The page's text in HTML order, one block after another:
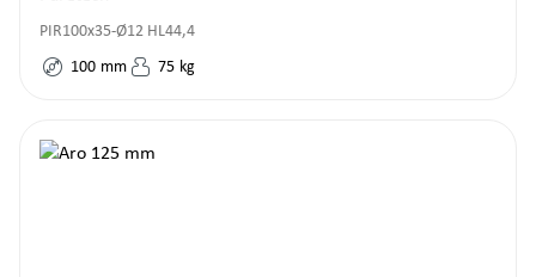
PIR100x35-Ø12 HL44,4
100 mm 75 kg